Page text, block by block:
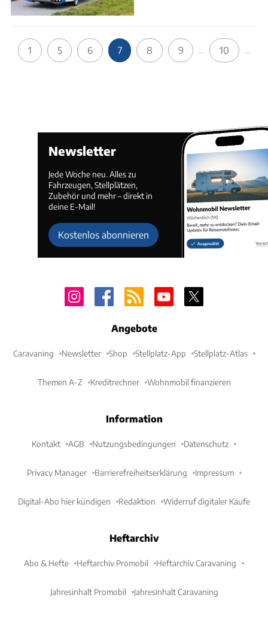
1 5 6 7 8 9 ... 10 ...
Newsletter
Jede Woche neu. Alles zu
Fahrzeugen, Stellplätzen,
Zubehör und mehr – direkt in
deine E-Mail!
Kostenlos abonnieren
Angebote
Caravaning Newsletter Shop Stellplatz-App Stellplatz-Atlas
Themen A-Z Kreditrechner Wohnmobil finanzieren
Information
Kontakt AGB Nutzungsbedingungen Datenschutz
Privacy Manager Barrierefreiheitserklärung Impressum
Digital-Abo hier kündigen Redaktion Widerruf digitaler Käufe
Heftarchiv
Abo & Hefte Heftarchiv Promobil Heftarchiv Caravaning
Jahresinhalt Promobil Jahresinhalt Caravaning